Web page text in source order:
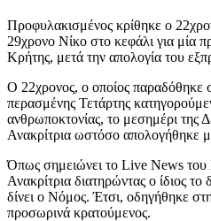
Προφυλακισμένος κρίθηκε ο
29χρονο Νίκο στο κεφάλι για μία
Κρήτης, μετά την απολογία του
Ο 22χρονος, ο οποίος παραδόθηκε
περασμένης Τετάρτης
ανθρωποκτονίας, το μεσημέρι της
Ανακρίτρια ωστόσο απολογήθηκε
Όπως σημειώνει το Live News
Ανακρίτρια διατηρώντας ο ίδιος
δίνει ο Νόμος. Έτσι, οδηγήθηκε
προσωρινά κρατούμενος.